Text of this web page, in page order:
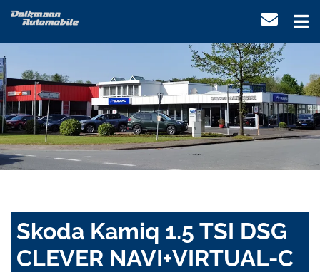
Skoda Kamiq 1.5 TSI DSG
CLEVER NAVI+VIRTUAL-C